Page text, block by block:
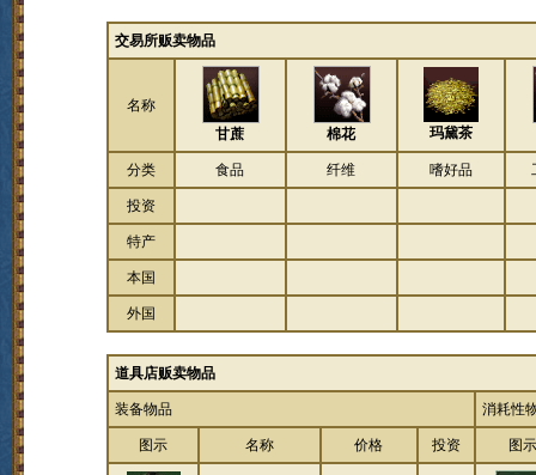
交易所贩卖物品
名称
甘蔗
棉花 玛黛茶
分类 食品 纤维 嗜好品
投资
特产
本国
外国
道具店贩卖物品
装备物品 消耗性
图示 名称 价格 投资 图